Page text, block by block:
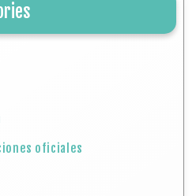
oficiales